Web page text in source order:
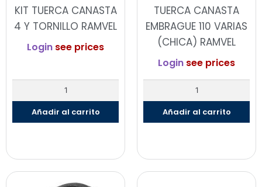
KIT TUERCA CANASTA
4 Y TORNILLO RAMVEL
Login see prices
Añadir al carrito
TUERCA CANASTA
EMBRAGUE 110 VARIAS
(CHICA) RAMVEL
Login see prices
Añadir al carrito